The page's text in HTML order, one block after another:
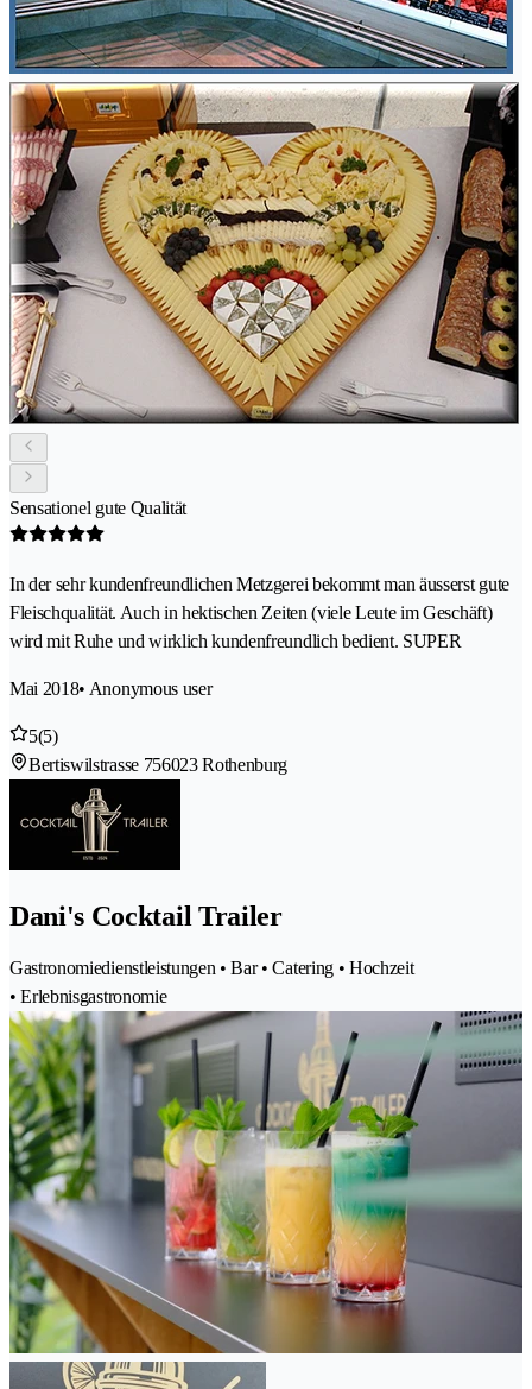
Sensationel gute Qualität
In der sehr kundenfreundlichen Metzgerei bekommt man äusserst gute
Fleischqualität. Auch in hektischen Zeiten (viele Leute im Geschäft)
wird mit Ruhe und wirklich kundenfreundlich bedient. SUPER
Mai 2018• Anonymous user
5(5)
Bertiswilstrasse 756023 Rothenburg
Dani's Cocktail Trailer
Gastronomiedienstleistungen • Bar • Catering • Hochzeit
• Erlebnisgastronomie